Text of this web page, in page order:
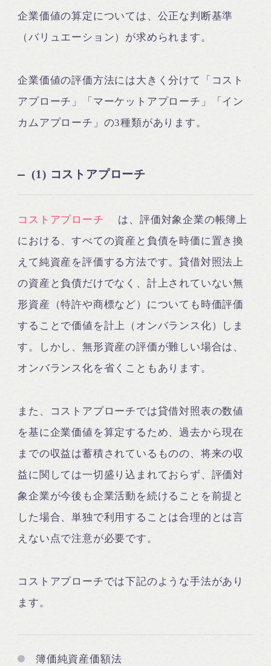
企業価値の算定については、公正な判断基準
（バリュエーション）が求められます。
企業価値の評価方法には大きく分けて「コスト
アプローチ」「マーケットアプローチ」「イン
カムアプローチ」の3種類があります。
(1) コストアプローチ
コストアプローチ
は、評価対象企業の帳簿上
における、すべての資産と負債を時価に置き換
えて純資産を評価する方法です。貸借対照法上
の資産と負債だけでなく、計上されていない無
形資産（特許や商標など）についても時価評価
することで価値を計上（オンバランス化）しま
す。しかし、無形資産の評価が難しい場合は、
オンバランス化を省くこともあります。
また、コストアプローチでは貸借対照表の数値
を基に企業価値を算定するため、過去から現在
までの収益は蓄積されているものの、将来の収
益に関しては一切盛り込まれておらず、評価対
象企業が今後も企業活動を続けることを前提と
した場合、単独で利用することは合理的とは言
えない点で注意が必要です。
コストアプローチでは下記のような手法があり
ます。
簿価純資産価額法